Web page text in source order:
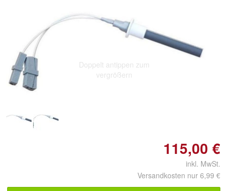
Doppelt antippen zum
vergrößern
115,00 €
inkl. MwSt.
Versandkosten nur 6,99 €